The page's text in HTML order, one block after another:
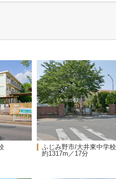
ふじみ野市/大井東中学校
約1317m／17分